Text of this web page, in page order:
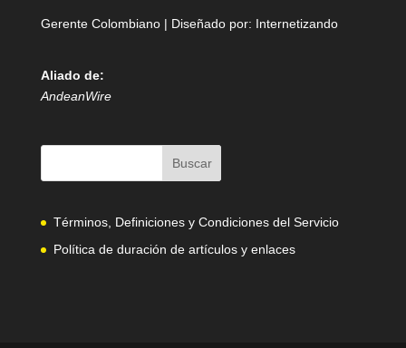
Gerente Colombiano | Diseñado por: Internetizando
Aliado de:
AndeanWire
Términos, Definiciones y Condiciones del Servicio
Política de duración de artículos y enlaces